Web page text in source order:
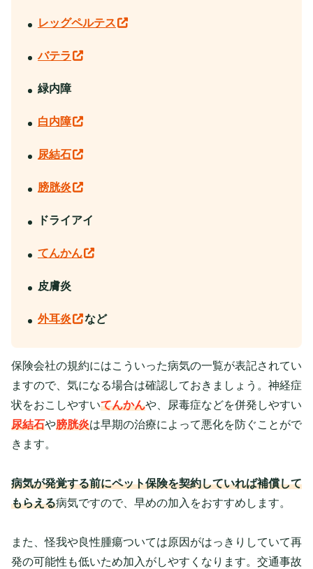
レッグペルテス
バテラ
緑内障
白内障
尿結石
膀胱炎
ドライアイ
てんかん
皮膚炎
外耳炎 など
保険会社の規約にはこういった病気の一覧が表記されてい
ますので、気になる場合は確認しておきましょう。神経症
状をおこしやすいてんかんや、尿毒症などを併発しやすい
尿結石や膀胱炎は早期の治療によって悪化を防ぐことがで
きます。
病気が発覚する前にペット保険を契約していれば補償して
もらえる病気ですので、早めの加入をおすすめします。
また、怪我や良性腫瘍ついては原因がはっきりしていて再
発の可能性も低いため加入がしやすくなります。交通事故